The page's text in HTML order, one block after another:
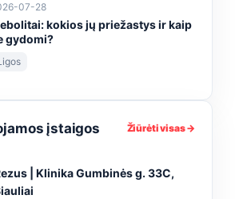
07-28
kokios jų priežastys ir kaip
gydomi?
įstaigos Žiūrėti visas →
| Klinika Gumbinės g. 33C,